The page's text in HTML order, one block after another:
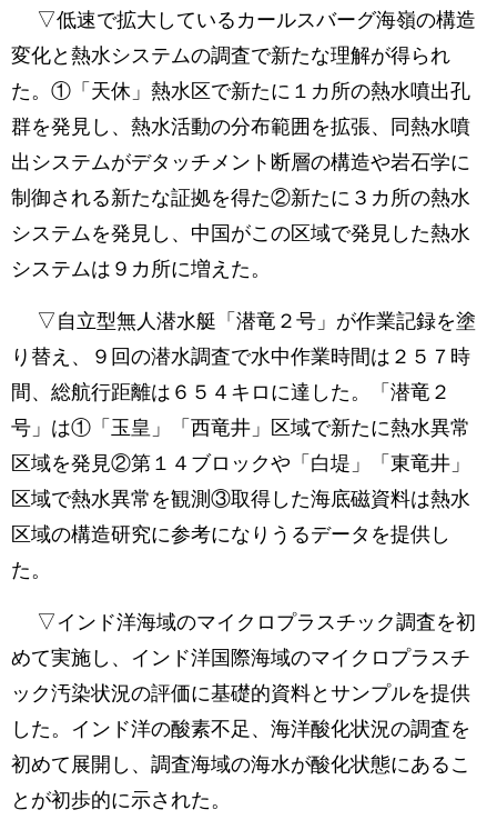
▽低速で拡大しているカールスバーグ海嶺の構造
変化と熱水システムの調査で新たな理解が得られ
た。①「天休」熱水区で新たに１カ所の熱水噴出孔
群を発見し、熱水活動の分布範囲を拡張、同熱水噴
出システムがデタッチメント断層の構造や岩石学に
制御される新たな証拠を得た②新たに３カ所の熱水
システムを発見し、中国がこの区域で発見した熱水
システムは９カ所に増えた。
▽自立型無人潜水艇「潜竜２号」が作業記録を塗
り替え、９回の潜水調査で水中作業時間は２５７時
間、総航行距離は６５４キロに達した。「潜竜２
号」は①「玉皇」「西竜井」区域で新たに熱水異常
区域を発見②第１４ブロックや「白堤」「東竜井」
区域で熱水異常を観測③取得した海底磁資料は熱水
区域の構造研究に参考になりうるデータを提供し
た。
▽インド洋海域のマイクロプラスチック調査を初
めて実施し、インド洋国際海域のマイクロプラスチ
ック汚染状況の評価に基礎的資料とサンプルを提供
した。インド洋の酸素不足、海洋酸化状況の調査を
初めて展開し、調査海域の海水が酸化状態にあるこ
とが初歩的に示された。